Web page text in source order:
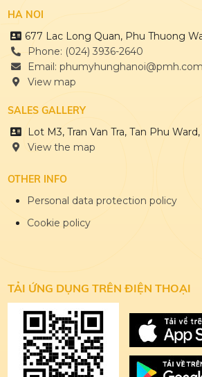
HA NOI
677 Lac Long Quan, Phu Thuong
Phone: (024) 3936-2640
Email:
View map
SALES GALLERY
Lot M3, Tran Van Tra, Tan Phu
View the map
OTHER INFO
Personal data protection policy
Cookie policy
TẢI ỨNG DỤNG TRÊN ĐIỆN THOẠI